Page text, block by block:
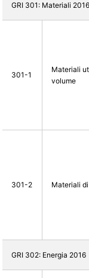
GRI 301: Materiali 2016
301-1
Materiali
volume
301-2 Materiali
GRI 302: Energia 2016